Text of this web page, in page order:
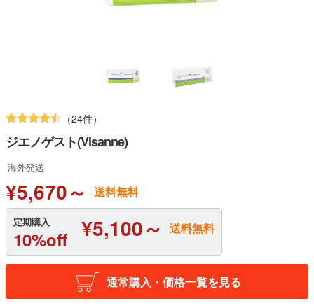
（24件）
ジエノゲスト(Visanne)
海外発送
¥5,670～ 送料無料
定期購入
10%off ¥5,100～ 送料無料
通常購入・価格一覧を見る